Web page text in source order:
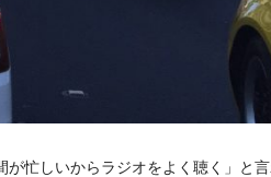
忙しいからラジオをよく聴く」と言